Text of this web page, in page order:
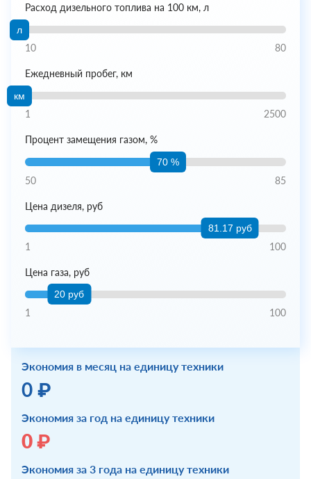
Расход дизельного топлива на 100 км, л
л
10 80
Ежедневный пробег, км
км
1 2500
Процент замещения газом, %
70 %
50 85
Цена дизеля, руб
81.17 руб
1 100
Цена газа, руб
20 руб
1 100
Экономия в месяц на единицу техники
0 ₽
Экономия за год на единицу техники
0 ₽
Экономия за 3 года на единицу техники